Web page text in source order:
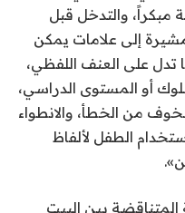
مبكراً، والتدخل قبل
إلى علامات يمكن
تدل على العنف اللفظي،
أو المستوى الدراسي،
من الخطأ، والانطواء
الطفل لألفاظ
بين البيت